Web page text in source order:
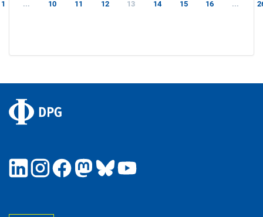
1 ... 10 11 12 13 14 15 16 ...